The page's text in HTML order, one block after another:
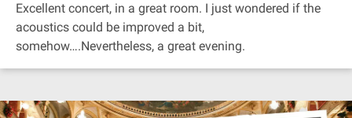
Excellent concert, in a great room. I just wondered if the
acoustics could be improved a bit,
somehow….Nevertheless, a great evening.